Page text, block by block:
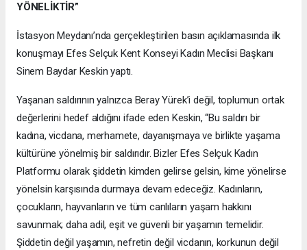
YÖNELİKTİR”
İstasyon Meydanı’nda gerçekleştirilen basın açıklamasında ilk
konuşmayı Efes Selçuk Kent Konseyi Kadın Meclisi Başkanı
Sinem Baydar Keskin yaptı.
Yaşanan saldırının yalnızca Beray Yürek’i değil, toplumun ortak
değerlerini hedef aldığını ifade eden Keskin, “Bu saldırı bir
kadına, vicdana, merhamete, dayanışmaya ve birlikte yaşama
kültürüne yönelmiş bir saldırıdır. Bizler Efes Selçuk Kadın
Platformu olarak şiddetin kimden gelirse gelsin, kime yönelirse
yönelsin karşısında durmaya devam edeceğiz. Kadınların,
çocukların, hayvanların ve tüm canlıların yaşam hakkını
savunmak; daha adil, eşit ve güvenli bir yaşamın temelidir.
Şiddetin değil yaşamın, nefretin değil vicdanın, korkunun değil